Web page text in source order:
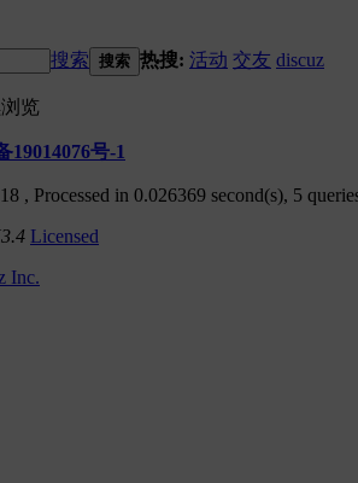
搜索 搜索 热搜: 活动 交友 discuz
览
19014076号-1
, Processed in 0.026369 second(s), 5
Licensed
Inc.